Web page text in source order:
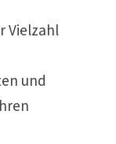
Vielzahl
und